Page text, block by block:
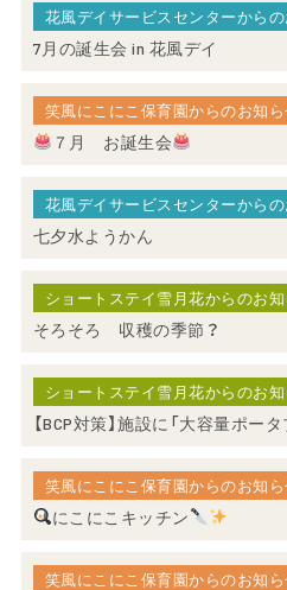
花風デイサービスセンターから
7月の誕生会 in 花風デイ
笑風にこにこ保育園からのお知
７月 お誕生会
花風デイサービスセンターから
七夕水ようかん
ショートステイ雪月花からのお
そろそろ 収穫の季節？
ショートステイ雪月花からのお
【BCP対策】施設に「大容量ポー
笑風にこにこ保育園からのお知
にこにこキッチン
笑風にこにこ保育園からのお知